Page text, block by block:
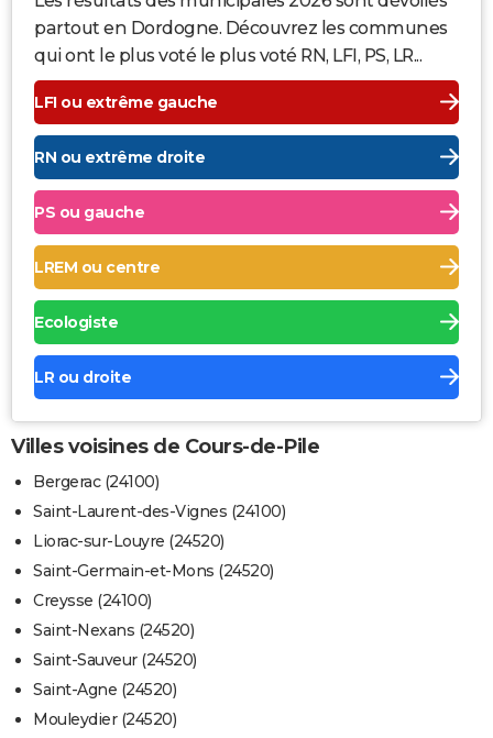
partout en Dordogne. Découvrez les communes
qui ont le plus voté le plus voté RN, LFI, PS, LR...
LFI ou extrême gauche
RN ou extrême droite
PS ou gauche
LREM ou centre
Ecologiste
LR ou droite
Villes voisines de Cours-de-Pile
Bergerac (24100)
Saint-Laurent-des-Vignes (24100)
Liorac-sur-Louyre (24520)
Saint-Germain-et-Mons (24520)
Creysse (24100)
Saint-Nexans (24520)
Saint-Sauveur (24520)
Saint-Agne (24520)
Mouleydier (24520)